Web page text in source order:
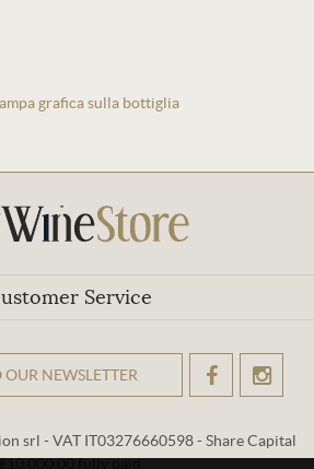
grafica sulla bottiglia
Service
OUR NEWSLETTER
srl - VAT IT03276660598 - Share Capital
fully paid